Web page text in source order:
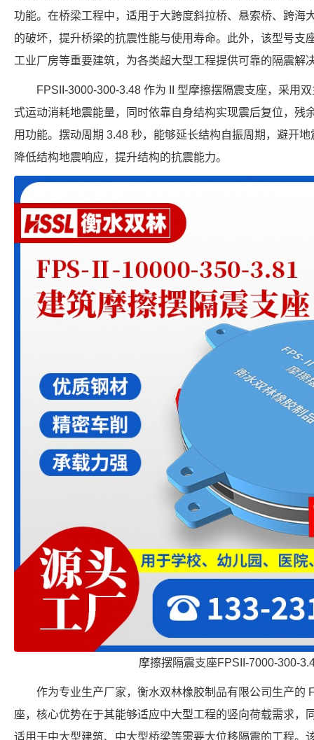
功能。在桥梁工程中，适用于大跨度斜拉桥、悬索桥、跨海
的破坏，提升桥梁的抗震性能与使用寿命。此外，该型号支
工业厂房等重要建筑，为各类超大型工程提供可靠的隔震解
FPSII-3000-300-3.48 作为 II 型摩擦摆隔震支座，采用
式运动消耗地震能量，同时依靠自身结构实现震后复位，残
用功能。摆动周期 3.48 秒，能够延长结构自振周期，避开
降低结构地震响应，提升结构的抗震能力。
摩擦摆隔震支座FPSII-7000-300-
作为专业生产厂家，衡水双林橡胶制品有限公司生产的
座，核心优势在于其能够适应中大型工程的竖向荷载需求，
适用于中大型建筑、中大型桥梁等需要大位移隔震的工程。